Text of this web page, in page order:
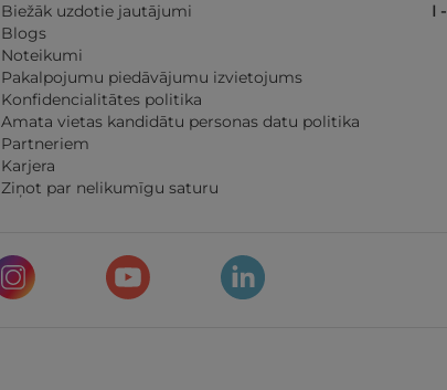
Biežāk uzdotie jautājumi
Blogs
Noteikumi
Pakalpojumu piedāvājumu izvietojums
Konfidencialitātes politika
Amata vietas kandidātu personas datu politika
Partneriem
Karjera
Ziņot par nelikumīgu saturu
I